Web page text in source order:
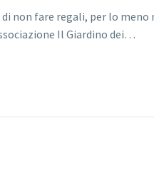
non fare regali, per lo
Il Giardino dei…